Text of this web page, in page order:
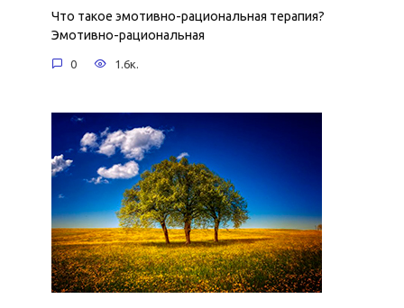
Что такое эмотивно-рациональная терапия?
Эмотивно-рациональная
0 1.6к.